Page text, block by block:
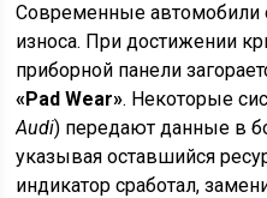
Современные автомобили
износа. При достижении
приборной панели
«Pad Wear». Некоторые
Audi) передают данные в
указывая оставшийся
индикатор сработал,